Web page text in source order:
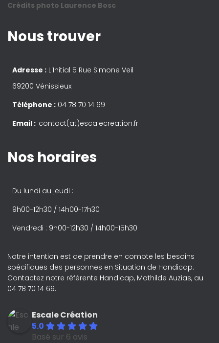
Crédits photo Laurence Bosc
Nous trouver
Adresse : L'Initial 5 Rue Simone Veil
69200 Vénissieux
Téléphone : 04 78 70 14 69
Email : contact(at)escalecreation.fr
Nos horaires
Du lundi au jeudi :
9h00-12h30 / 14h00-17h30
Vendredi : 9h00-12h30 / 14h00-15h30
Notre intention est de prendre en compte les besoins
spécifiques des personnes en Situation de Handicap.
Contactez notre référente Handicap, Mathilde Auzias, au
04 78 70 14 69.
Escale Création
5.0
Basé sur 6 avis